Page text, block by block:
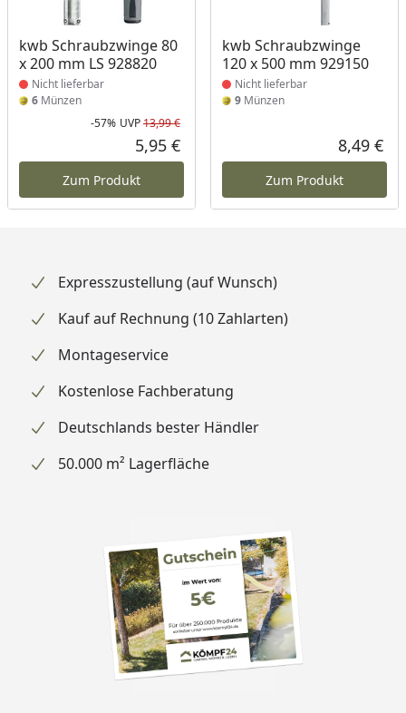
kwb Schraubzwinge 80
x 200 mm LS 928820
Produkt nicht lieferbar
Nicht lieferbar
6 Münzen
Rabatt in Prozent
-57%
Ursprünglicher Preis
UVP13,99 €
Aktueller Preis
5,95 €
Zum Produkt
kwb Schraubzwinge
120 x 500 mm 929150
Produkt nicht lieferbar
Nicht lieferbar
9Münzen
8,49 €
Zum Produkt
Expresszustellung (auf Wunsch)
Kauf auf Rechnung (10 Zahlarten)
Montageservice
Kostenlose Fachberatung
Deutschlands bester Händler
50.000 m² Lagerfläche